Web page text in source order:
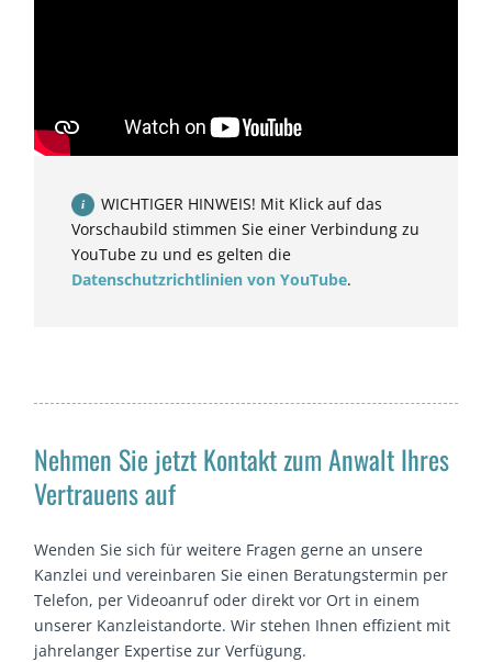
WICHTIGER HINWEIS! Mit Klick auf das
Vorschaubild stimmen Sie einer Verbindung zu
YouTube zu und es gelten die
Datenschutzrichtlinien von YouTube.
Nehmen Sie jetzt Kontakt zum Anwalt Ihres
Vertrauens auf
Wenden Sie sich für weitere Fragen gerne an unsere
Kanzlei und vereinbaren Sie einen Beratungstermin per
Telefon, per Videoanruf oder direkt vor Ort in einem
unserer Kanzleistandorte. Wir stehen Ihnen effizient mit
jahrelanger Expertise zur Verfügung.